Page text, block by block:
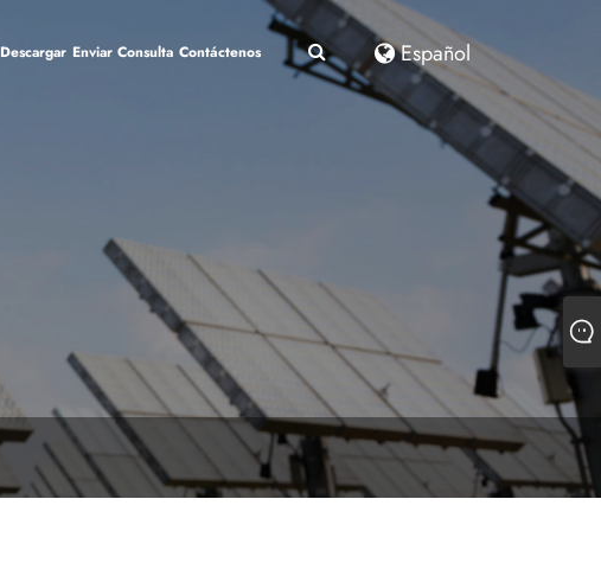
Descargar Enviar Consulta Contáctenos Español